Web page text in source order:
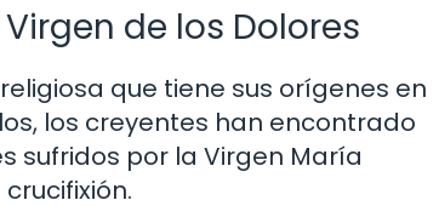
de los Dolores
que tiene sus orígenes en
los creyentes han encontrado
sufridos por la Virgen María